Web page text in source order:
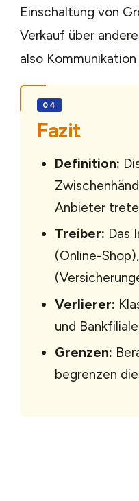
Einschaltung von
Verkauf über
also
Fazit
Definition:
Anbieter
Treiber: Das
(Online-
Verlierer:
und
Grenzen:
begrenzen